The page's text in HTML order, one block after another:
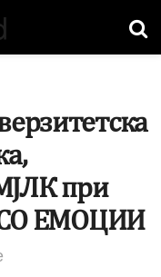
при
ЕМОЦИИ